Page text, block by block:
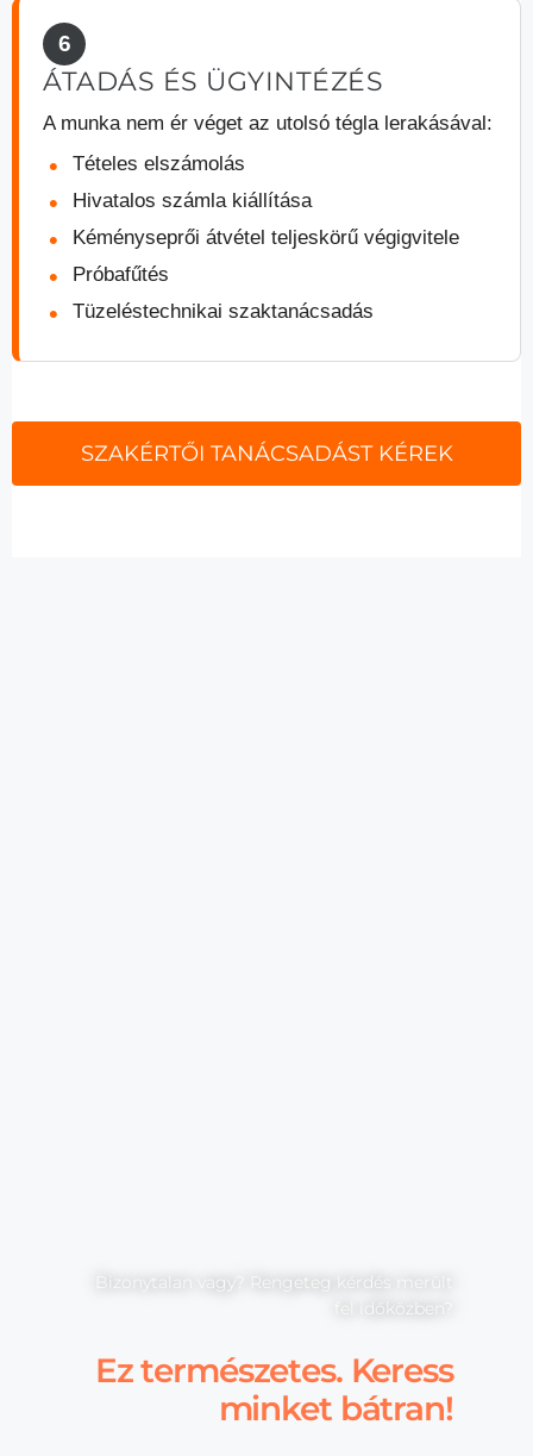
6
ÁTADÁS ÉS ÜGYINTÉZÉS
A munka nem ér véget az utolsó tégla lerakásával:
Tételes elszámolás
Hivatalos számla kiállítása
Kéményseprői átvétel teljeskörű végigvitele
Próbafűtés
Tüzeléstechnikai szaktanácsadás
SZAKÉRTŐI TANÁCSADÁST KÉREK
Bizonytalan vagy? Rengeteg kérdés merült
fel időközben?
Ez természetes. Keress
minket bátran!